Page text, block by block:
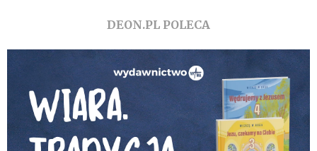
DEON.PL POLECA